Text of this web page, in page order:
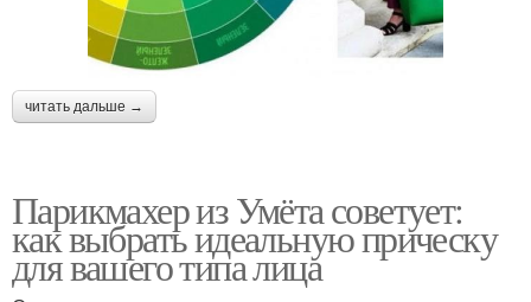
читать дальше →
Парикмахер из Умёта советует:
как выбрать идеальную прическу
для вашего типа лица